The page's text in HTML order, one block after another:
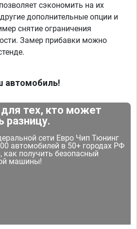
сэкономить на их
дополнительные опции и
снятие ограничения
Замер прибавки можно
автомобиль!
тех, кто может
разницу.
сети Евро Чип Тюнинг
автомобилей в 50+ городах РФ
получить безопасный
машины!